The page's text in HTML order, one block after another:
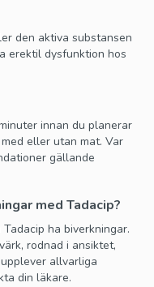
den aktiva substansen
erektil dysfunktion hos
innan du planerar
eller utan mat. Var
gällande
med Tadacip?
ha biverkningar.
rodnad i ansiktet,
allvarliga
din läkare.